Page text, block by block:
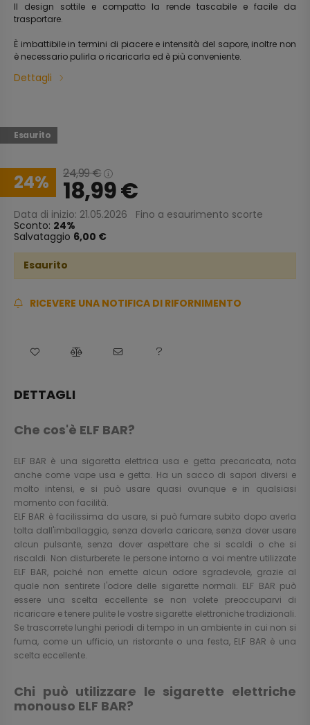
Il design sottile e compatto la rende tascabile e facile da
trasportare.
È imbattibile in termini di piacere e intensità del sapore, inoltre non
è necessario pulirla o ricaricarla ed è più conveniente.
Dettagli
Esaurito
24 24,99€
18,99€
Data di inizio: 21.05.2026
Fino a esaurimento scorte
Sconto: 24
Salvataggio 6,00 €
Esaurito
RICEVERE UNA NOTIFICA DI RIFORNIMENTO
DETTAGLI
Che cos'è ELF BAR?
ELF BAR è una sigaretta elettrica usa e getta precaricata, nota
anche come vape usa e getta. Ha un sacco di sapori diversi e
molto intensi, e si può usare quasi ovunque e in qualsiasi
momento con facilità.
ELF BAR è facilissima da usare, si può fumare subito dopo averla
tolta dall'imballaggio, senza doverla caricare, senza dover usare
alcun pulsante, senza dover aspettare che si scaldi o che si
riscaldi. Non disturberete le persone intorno a voi mentre utilizzate
ELF BAR, poiché non emette alcun odore sgradevole, grazie al
quale non sentirete l'odore delle sigarette normali. ELF BAR può
essere una scelta eccellente se non volete preoccuparvi di
ricaricare e tenere pulite le vostre sigarette elettroniche tradizionali.
Se trascorrete lunghi periodi di tempo in un ambiente in cui non si
fuma, come un ufficio, un ristorante o una festa, ELF BAR è una
scelta eccellente.
Chi può utilizzare le sigarette elettriche
monouso ELF BAR?